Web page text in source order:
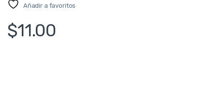
Añadir a favoritos
$11.00